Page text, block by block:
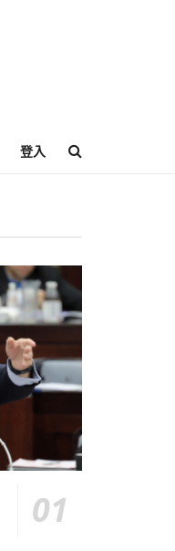
登入